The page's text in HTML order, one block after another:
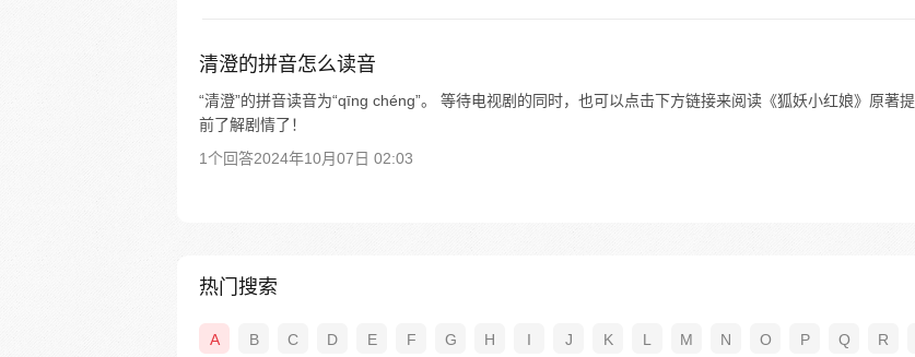
清澄的拼音怎么读音
“清澄”的拼音读音为“qīng chéng”。 等待电视剧的同时，也可以点击下方链接来阅读《狐妖小红娘》原著提
前了解剧情了！
1个回答2024年10月07日 02:03
热门搜索
A B C D E F G H I J K L M N O P Q R